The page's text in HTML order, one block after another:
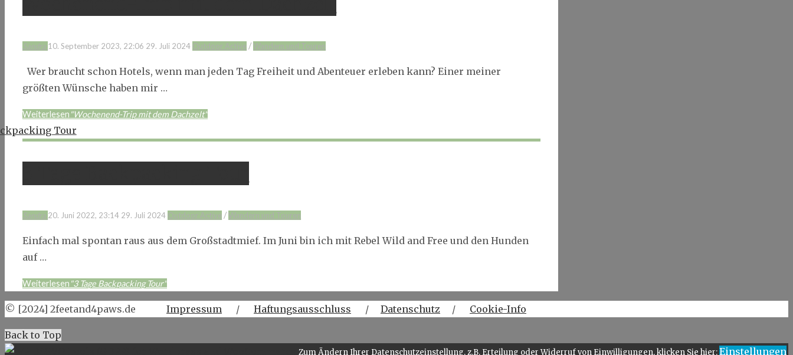
Sandra 10. September 2023, 22:06 29. Juli 2024 Outdoor Active / Wandern und Touren
Wer braucht schon Hotels, wenn man jeden Tag Freiheit und Abenteuer erleben kann? Einer meiner
größten Wünsche haben mir …
Weiterlesen "Wochenend-Trip mit dem Dachzelt"
Sandra 20. Juni 2022, 23:14 29. Juli 2024 Outdoor Active / Wandern und Touren
Einfach mal spontan raus aus dem Großstadtmief. Im Juni bin ich mit Rebel Wild and Free und den Hunden
auf …
Weiterlesen "3 Tage Backpacking Tour"
© [2024] 2feetand4paws.de Impressum / Haftungsausschluss / Datenschutz / Cookie-Info
Back to Top
Zum Ändern Ihrer Datenschutzeinstellung, z.B. Erteilung oder Widerruf von Einwilligungen, klicken Sie hier:Einstellungen